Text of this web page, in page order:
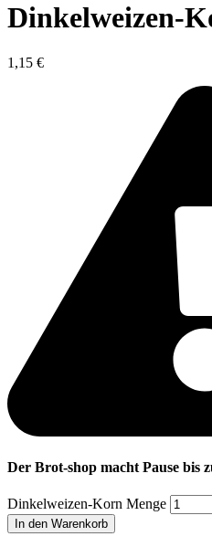
Dinkelweizen-
1,15 €
Der Brot-shop macht Pause bis
Dinkelweizen-Korn Menge
In den Warenkorb